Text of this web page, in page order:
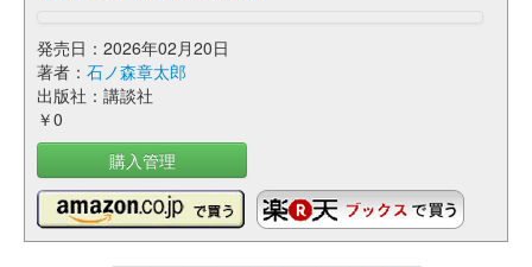
発売日：2026年02月20日
著者： 石ノ森章太郎
出版社：講談社
￥0
購入管理